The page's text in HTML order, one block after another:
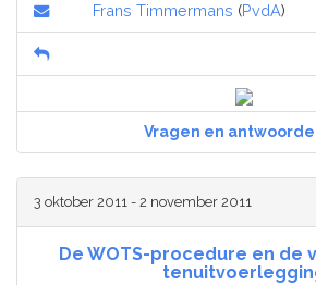
Frans Timmermans (PvdA)
Vragen en
3 oktober 2011 - 2 november 2011
De WOTS-procedure en